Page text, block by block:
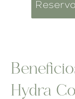
Hydra